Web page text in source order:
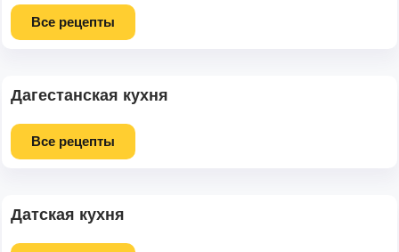
Все рецепты
Дагестанская кухня
Все рецепты
Датская кухня